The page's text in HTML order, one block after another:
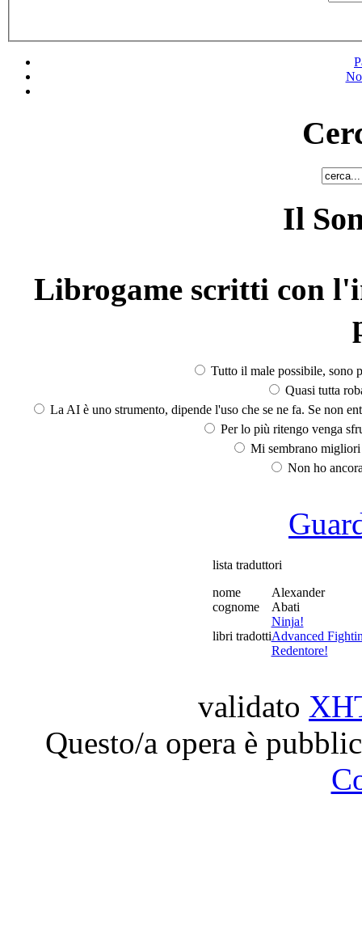
Il
Librogame scritti con
Tutto il male possibile, sono
Quasi tutta
La AI è uno strumento, dipende l'uso che se ne fa. Se non
Per lo più ritengo venga
Mi sembrano
Non ho
lista traduttori
nome
Alexander
cognome
Abati
libri tradotti
Ninja!
Advanced
Redentore!
validato
Questo/a opera è